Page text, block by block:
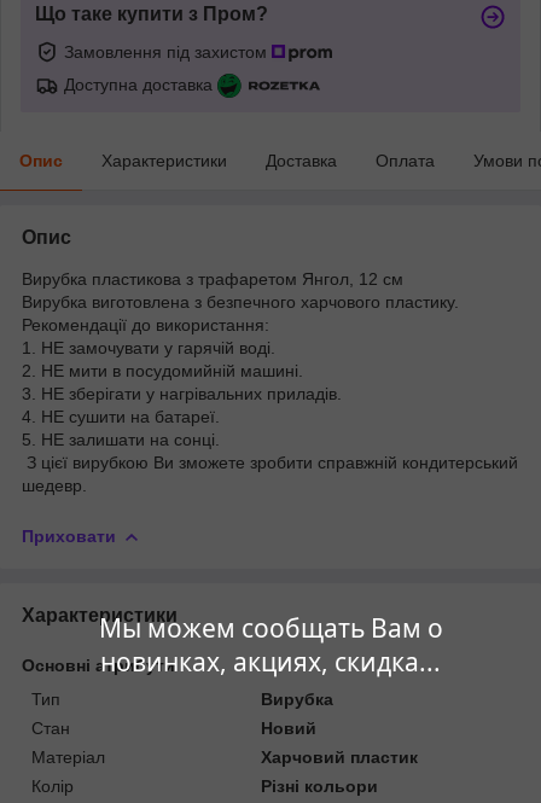
Мы можем сообщать Вам о
новинках, акциях, скидка...
Що таке купити з Пром?
Замовлення під захистом
Доступна доставка
Опис Характеристики Доставка Оплата Умови
Опис
Вирубка пластикова з трафаретом Янгол, 12 см
Вирубка виготовлена з безпечного харчового пластику.
Рекомендації до використання:
1. НЕ замочувати у гарячій воді.
2. НЕ мити в посудомийній машині.
3. НЕ зберігати у нагрівальних приладів.
4. НЕ сушити на батареї.
5. НЕ залишати на сонці.
З цієї вирубкою Ви зможете зробити справжній кондитерський
шедевр.
Приховати
Характеристики
Основні атрибути
Тип
Вирубка
Стан
Новий
Матеріал
Харчовий пластик
Колір
Різні кольори